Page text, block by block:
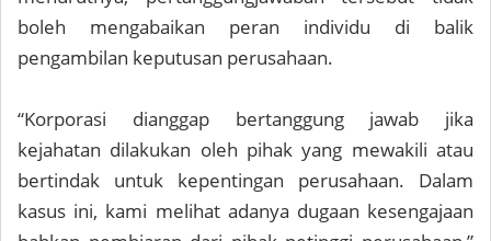
boleh mengabaikan peran individu di balik
pengambilan keputusan perusahaan.
“Korporasi dianggap bertanggung jawab jika
kejahatan dilakukan oleh pihak yang mewakili atau
bertindak untuk kepentingan perusahaan. Dalam
kasus ini, kami melihat adanya dugaan kesengajaan